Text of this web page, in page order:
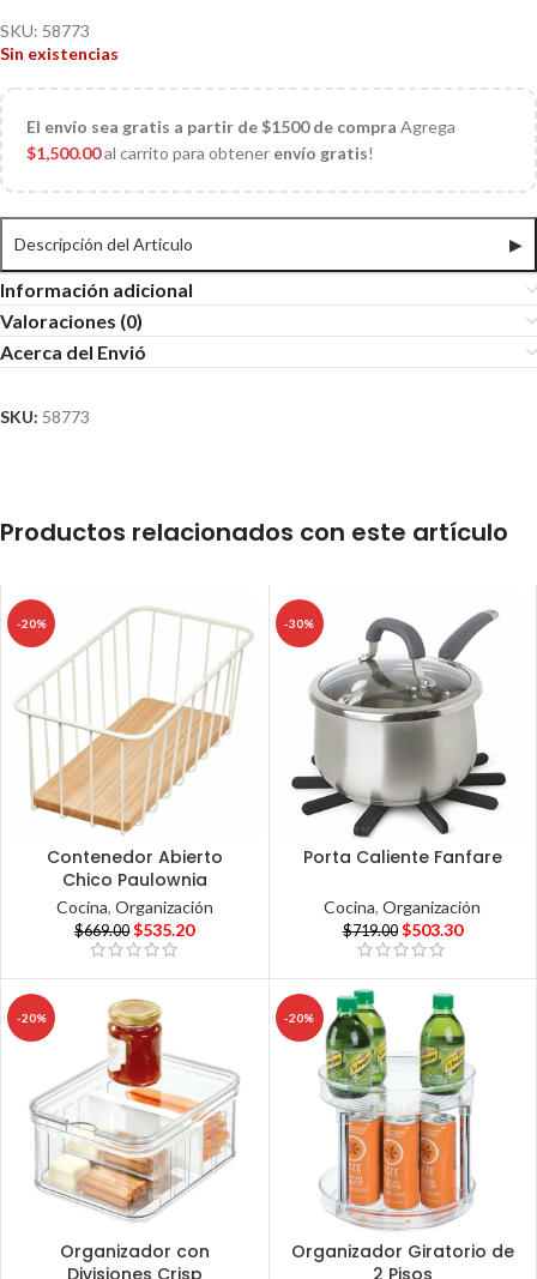
SKU: 58773
Sin existencias
El envío sea gratis a partir de $1500 de compra Agrega
$1,500.00al carrito para obtener envío gratis!
Descripción del Articulo ▶
Información adicional
Valoraciones (0)
Acerca del Envió
SKU: 58773
Productos relacionados con este artículo
-20%
Contenedor Abierto
Chico Paulownia
Cocina, Organización
$669.00 $535.20
-30%
Porta Caliente Fanfare
Cocina,Organización
$719.00 $503.30
-20%
Organizador con
Divisiones Crisp
-20%
Organizador Giratorio de
2 Pisos